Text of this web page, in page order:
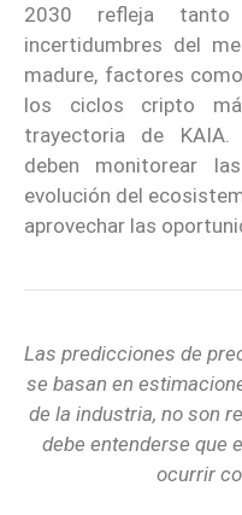
2030 refleja
incertidumbres del
madure, factores
los ciclos cripto
trayectoria de KAIA.
deben monitorear
evolución del
aprovechar las
Las predicciones de
se basan en
de la industria, no son
debe entenderse que
ocurrir